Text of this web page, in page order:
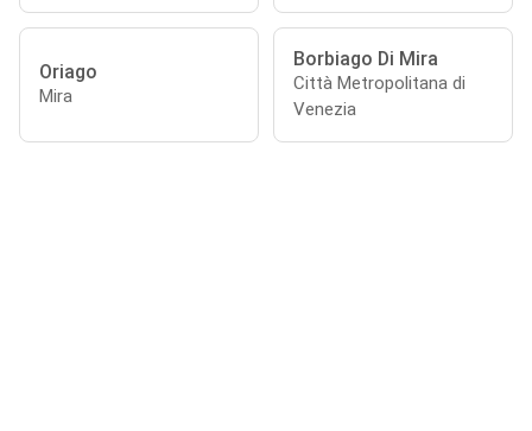
Oriago
Mira
Borbiago Di Mira
Città Metropolitana di
Venezia